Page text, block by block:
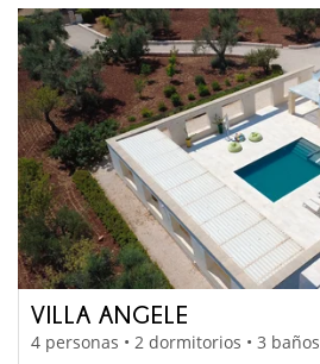
VILLA ANGELE
4 personas • 2 dormitorios • 3 baños